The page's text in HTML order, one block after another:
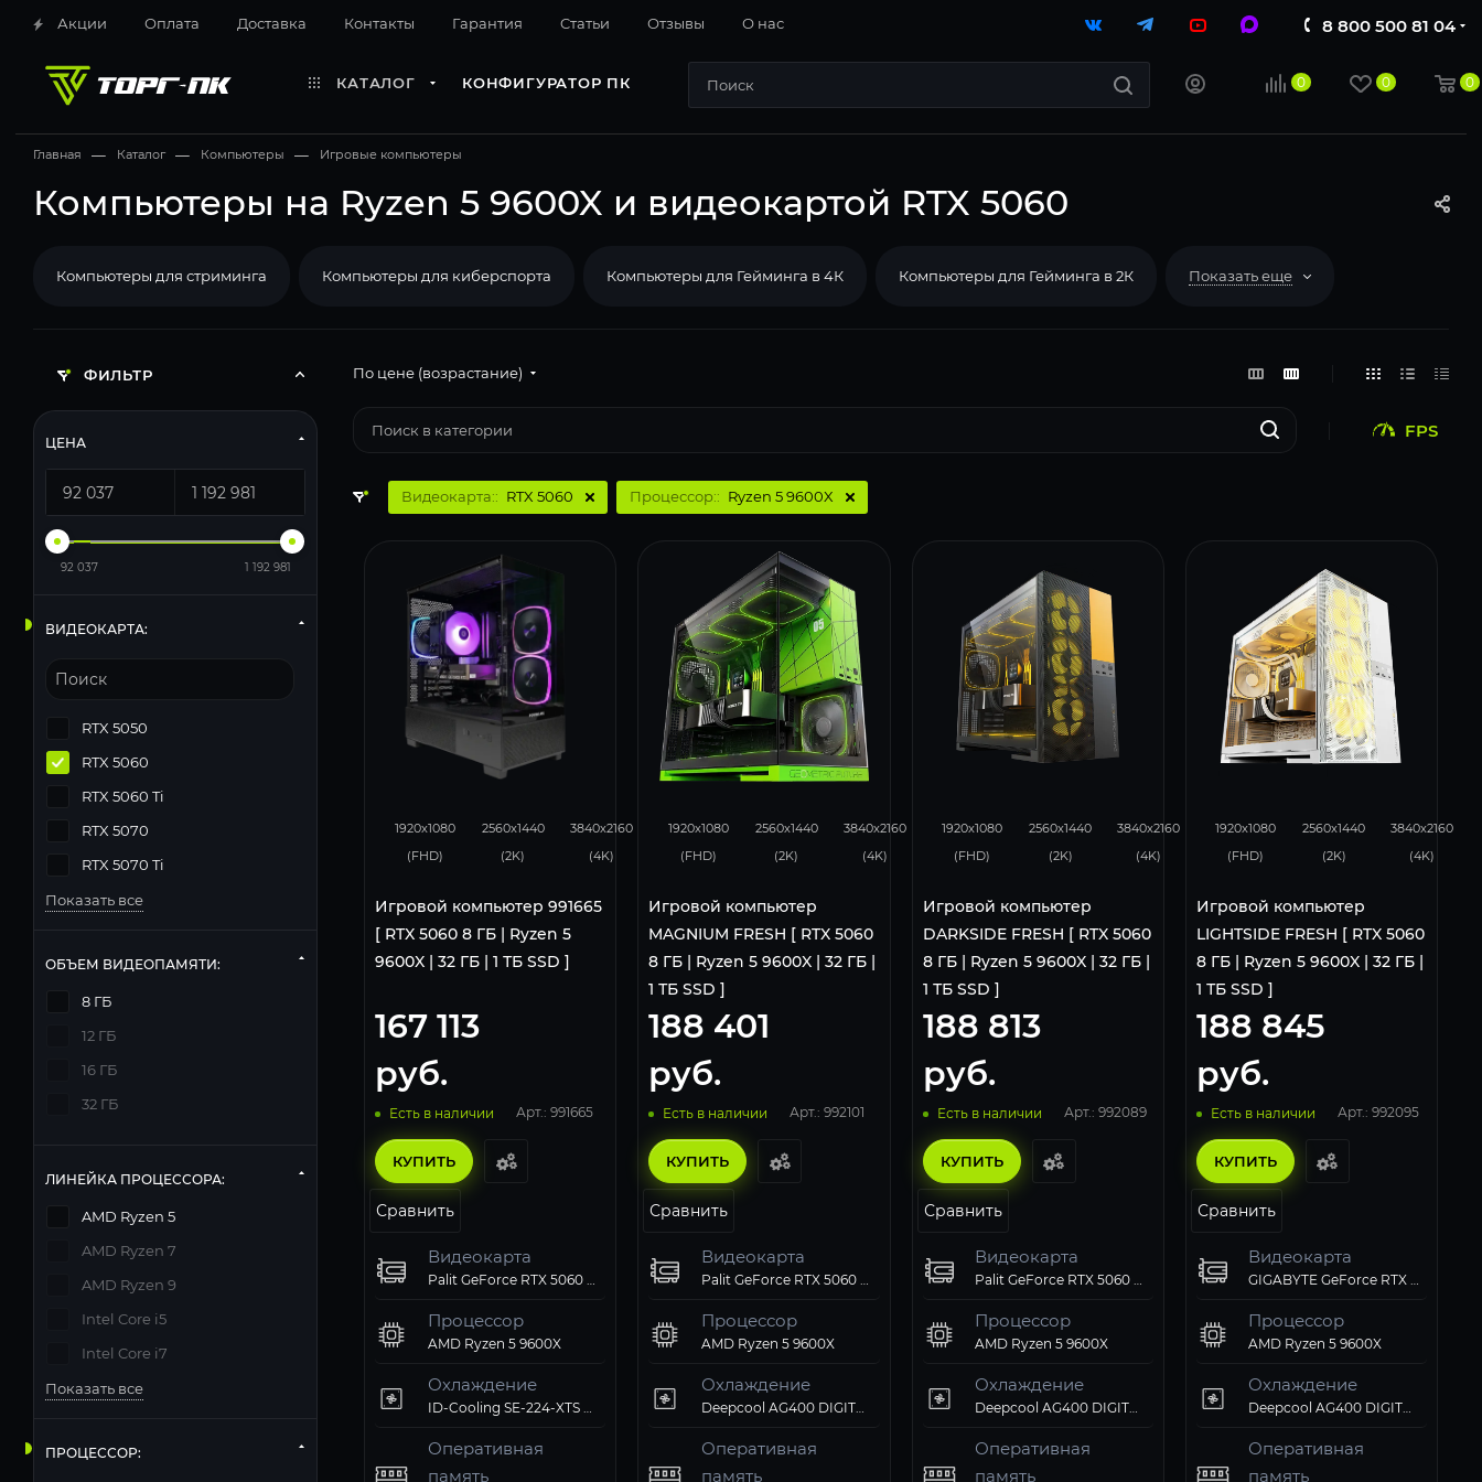
Акции Оплата Доставка Контакты Гарантия Cтатьи Отзывы О нас 8 800 500 81 04
КАТАЛОГ КОНФИГУРАТОР ПК 0 0 0
Главная — Каталог — Компьютеры — Игровые компьютеры
Компьютеры на Ryzen 5 9600X и видеокартой RTX 5060
Компьютеры для стриминга Компьютеры для киберспорта Компьютеры для Гейминга в 4К Компьютеры для Гейминга в 2К Показать еще
По цене (возрастание)
FPS
Видеокарта:: RTX 5060 Процессор:: Ryzen 5 9600X
1920x1080
(FHD)
2560x1440
(2K)
3840x2160
(4K)
Игровой компьютер 991665
[ RTX 5060 8 ГБ | Ryzen 5
9600X | 32 ГБ | 1 ТБ SSD ]
167 113
руб.
Есть в наличии Арт.: 991665
КУПИТЬ
Сравнить
Видеокарта
Palit GeForce RTX 5060 Dual
Процессор
AMD Ryzen 5 9600X
Охлаждение
ID-Cooling SE-224-XTS ARGB PWM
Оперативная
память
1920x1080
(FHD)
2560x1440
(2K)
3840x2160
(4K)
Игровой компьютер
MAGNIUM FRESH [ RTX 5060
8 ГБ | Ryzen 5 9600X | 32 ГБ |
1 ТБ SSD ]
188 401
руб.
Есть в наличии Арт.: 992101
КУПИТЬ
Сравнить
Видеокарта
Palit GeForce RTX 5060 Dual
Процессор
AMD Ryzen 5 9600X
Охлаждение
Deepcool AG400 DIGITAL PLUS ARGB PWM
Оперативная
память
1920x1080
(FHD)
2560x1440
(2K)
3840x2160
(4K)
Игровой компьютер
DARKSIDE FRESH [ RTX 5060
8 ГБ | Ryzen 5 9600X | 32 ГБ |
1 ТБ SSD ]
188 813
руб.
Есть в наличии Арт.: 992089
КУПИТЬ
Сравнить
Видеокарта
Palit GeForce RTX 5060 Dual
Процессор
AMD Ryzen 5 9600X
Охлаждение
Deepcool AG400 DIGITAL PLUS ARGB PWM
Оперативная
память
1920x1080
(FHD)
2560x1440
(2K)
3840x2160
(4K)
Игровой компьютер
LIGHTSIDE FRESH [ RTX 5060
8 ГБ | Ryzen 5 9600X | 32 ГБ |
1 ТБ SSD ]
188 845
руб.
Есть в наличии Арт.: 992095
КУПИТЬ
Сравнить
Видеокарта
GIGABYTE GeForce RTX 5060 EAGLE ICE OC
Процессор
AMD Ryzen 5 9600X
Охлаждение
Deepcool AG400 DIGITAL WH ARGB PWM White
Оперативная
память
ФИЛЬТР
ЦЕНА
92 037 1 192 981
ВИДЕОКАРТА:
RTX 5050
RTX 5060
RTX 5060 Ti
RTX 5070
RTX 5070 Ti
Показать все
ОБЪЕМ ВИДЕОПАМЯТИ:
8 ГБ
12 ГБ
16 ГБ
32 ГБ
ЛИНЕЙКА ПРОЦЕССОРА:
AMD Ryzen 5
AMD Ryzen 7
AMD Ryzen 9
Intel Core i5
Intel Core i7
Показать все
ПРОЦЕССОР: